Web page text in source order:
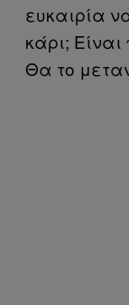
ευκαιρία
κάρι;
Θα το